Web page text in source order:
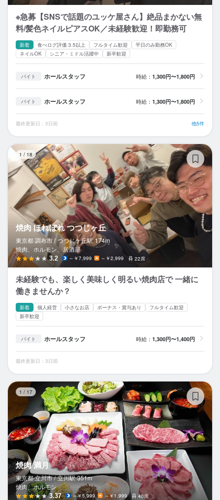
※急募【SNSで話題のユッケ屋さん】絶品まかない無
料/髪色ネイルピアスOK／未経験歓迎！即勤務可
新着 食べログ評価 3.5以上 フルタイム歓迎
平日のみ勤務OK
ネイルOK
シニア・ミドル活躍中 新卒歓迎
バイト ホールスタッフ 時給： 1,300円〜1,800円
バイト ホールスタッフ 時給： 1,300円〜1,800円
最終更新日：3日前 他5件
1 / 18
焼肉 ほれぼれ つつじヶ丘
東京都 調布市 / つつじケ丘駅 174m
焼肉、ホルモン、居酒屋
3.2 ～￥7,999 ～￥2,999 22席
未経験でも、楽しく美味しく明るい焼肉店で 一緒に
働きませんか？
新着 個人経営 小さなお店 ボーナス・賞与あり
フルタイム歓迎
新卒歓迎
バイト ホールスタッフ 時給： 1,300円〜1,400円
最終更新日：3日前
1 / 17
焼肉 満月
東京都 立川市 / 立川駅 351m
焼肉、ホルモン
3.37 ～￥5,999 ～￥1,999 40席